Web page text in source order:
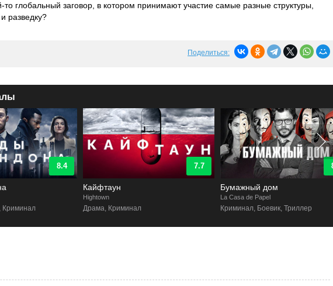
то глобальный заговор, в котором принимают участие самые разные структуры,
разведку?
Поделиться:
8.4 7.7
Кайфтаун
Hightown
Драма, Криминал
Бумажный дом
La Casa de Papel
Криминал, Боевик, Триллер